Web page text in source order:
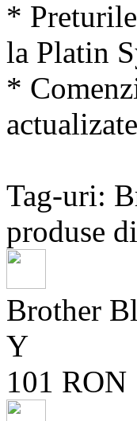
*
la Platin
*
Tag-uri:
produse
Brother
Y
101 RON